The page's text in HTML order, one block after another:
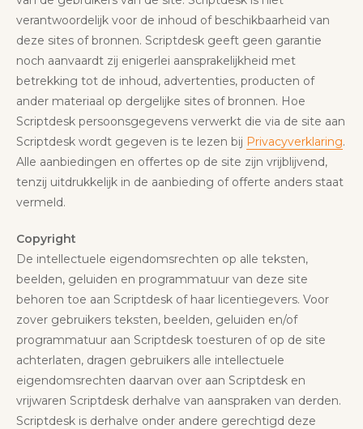
verantwoordelijk voor de inhoud of beschikbaarheid van
deze sites of bronnen. Scriptdesk geeft geen garantie
noch aanvaardt zij enigerlei aansprakelijkheid met
betrekking tot de inhoud, advertenties, producten of
ander materiaal op dergelijke sites of bronnen. Hoe
Scriptdesk persoonsgegevens verwerkt die via de site aan
Scriptdesk wordt gegeven is te lezen bij Privacyverklaring.
Alle aanbiedingen en offertes op de site zijn vrijblijvend,
tenzij uitdrukkelijk in de aanbieding of offerte anders staat
vermeld.
Copyright
De intellectuele eigendomsrechten op alle teksten,
beelden, geluiden en programmatuur van deze site
behoren toe aan Scriptdesk of haar licentiegevers. Voor
zover gebruikers teksten, beelden, geluiden en/of
programmatuur aan Scriptdesk toesturen of op de site
achterlaten, dragen gebruikers alle intellectuele
eigendomsrechten daarvan over aan Scriptdesk en
vrijwaren Scriptdesk derhalve van aanspraken van derden.
Scriptdesk is derhalve onder andere gerechtigd deze